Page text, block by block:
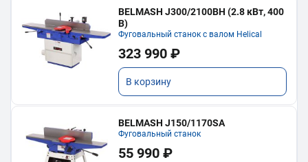
BELMASH J300/2100ВH (2.8 кВт, 400
В)
Фуговальный станок с валом Helical
323 990 ₽
В корзину
BELMASH J150/1170SA
Фуговальный станок
55 990 ₽